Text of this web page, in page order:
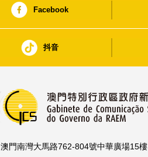
Facebook
抖音
澳門南灣大馬路762-804號中華廣場15樓